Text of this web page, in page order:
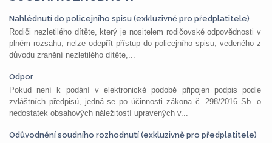
Nahlédnutí do policejního spisu (exkluzivně pro předplatitele)
Rodiči nezletilého dítěte, který je nositelem rodičovské odpovědnosti v
plném rozsahu, nelze odepřít přístup do policejního spisu, vedeného z
důvodu zranění nezletilého dítěte,...
Odpor
Pokud není k podání v elektronické podobě připojen podpis podle
zvláštních předpisů, jedná se po účinnosti zákona č. 298/2016 Sb. o
nedostatek obsahových náležitostí upravených v...
Odůvodnění soudního rozhodnutí (exkluzivně pro předplatitele)